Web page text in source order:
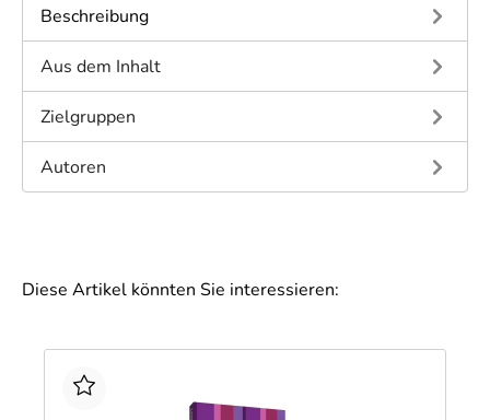
Beschreibung
Aus dem Inhalt
Zielgruppen
Autoren
Diese Artikel könnten Sie interessieren: